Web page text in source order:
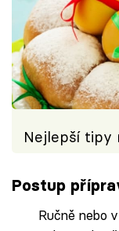
Nejlepší tipy
Postup
Ručně nebo